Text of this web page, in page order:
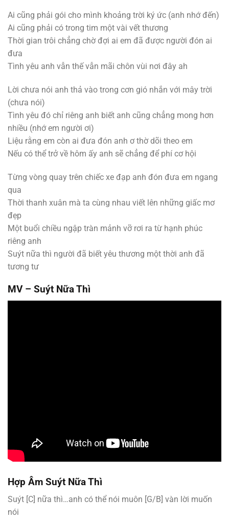
Ai cũng phải gói cho mình khoảng trời ký ức (anh nhớ đến)
Ai cũng phải có trong tim một vài vết thương
Thời gian trôi chẳng chờ đợi ai em đã được người đón ai
đưa
Tình yêu anh vẫn thế vẫn mãi chôn vùi nơi đây ah
Lời chưa nói anh thả vào trong cơn gió nhắn với mây trời
(chưa nói)
Tình yêu đó chỉ riêng anh biết anh cũng chẳng mong hơn
nhiều (nhớ em người ơi)
Liệu rằng em còn ai đưa đón anh ơ thờ dõi theo em
Nếu có thể trở về hôm ấy anh sẽ chẳng để phí cơ hội
Từng vòng quay trên chiếc xe đạp anh đón đưa em ngang
qua
Thời thanh xuân mà ta cùng nhau viết lên những giấc mơ
đẹp
Một buổi chiều ngập tràn mảnh vỡ rơi ra từ hạnh phúc
riêng anh
Suýt nữa thì người đã biết yêu thương một thời anh đã
tương tư
MV – Suýt Nữa Thì
Hợp Âm Suýt Nữa Thì
Suýt [C] nữa thì…anh có thể nói muôn [G/B] vàn lời muốn
nói